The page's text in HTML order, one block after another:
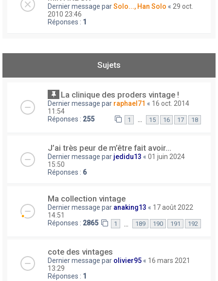
Dernier message parSolo..., Han Solo « 29 oct.
2010 23:46
Réponses : 1
Sujets
La clinique des proders vintage !
Dernier message par raphael71 « 16 oct. 2014
11:54
Réponses : 255 1 … 15 16 17 18
J’ai très peur de m’être fait avoir...
Dernier message par jedidu13 « 01 juin 2024
15:50
Réponses : 6
Ma collection vintage
Dernier message par anaking13 « 17 août 2022
14:51
Réponses : 2865 1 189 190 191 192
cote des vintages
Dernier message par olivier95 « 16 mars 2021
13:29
Réponses : 1